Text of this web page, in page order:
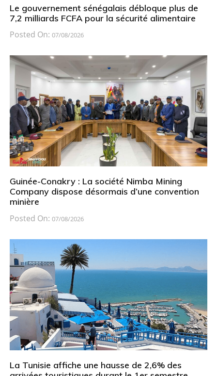
Le gouvernement sénégalais débloque plus de
7,2 milliards FCFA pour la sécurité alimentaire
Posted On: 07/08/2026
Guinée-Conakry : La société Nimba Mining
Company dispose désormais d’une convention
minière
Posted On: 07/08/2026
La Tunisie affiche une hausse de 2,6% des